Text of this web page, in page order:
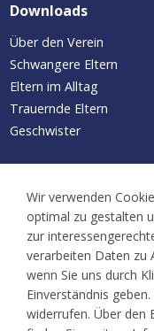
Downloads
Über den Verein
Schwangere Eltern
Eltern im Alltag
Trauernde Eltern
Geschwister
Neuigkeiten
Kalender
Familientreffen
Ansprechpartner
Wir verwenden
optimal zu gestalten
zur
verarbeiten Daten zu
wenn Sie uns durch
Einverständnis
widerrufen. Über den